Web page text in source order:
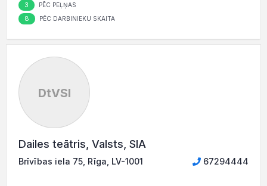
3 PĒC PEĻŅAS
8 PĒC DARBINIEKU SKAITA
DtVSI
Dailes teātris, Valsts, SIA
Brīvības iela 75, Rīga, LV-1001 67294444